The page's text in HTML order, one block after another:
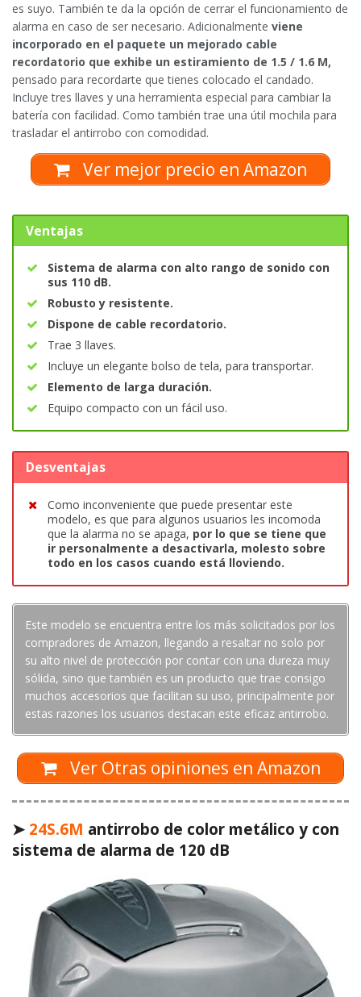
es suyo. También te da la opción de cerrar el funcionamiento de
alarma en caso de ser necesario. Adicionalmente viene
incorporado en el paquete un mejorado cable
recordatorio que exhibe un estiramiento de 1.5 / 1.6 M,
pensado para recordarte que tienes colocado el candado.
Incluye tres llaves y una herramienta especial para cambiar la
batería con facilidad. Como también trae una útil mochila para
trasladar el antirrobo con comodidad.
Ver mejor precio en Amazon
Ventajas
Sistema de alarma con alto rango de sonido con
sus 110 dB.
Robusto y resistente.
Dispone de cable recordatorio.
Trae 3 llaves.
Incluye un elegante bolso de tela, para transportar.
Elemento de larga duración.
Equipo compacto con un fácil uso.
Desventajas
Como inconveniente que puede presentar este
modelo, es que para algunos usuarios les incomoda
que la alarma no se apaga, por lo que se tiene que
ir personalmente a desactivarla, molesto sobre
todo en los casos cuando está lloviendo.
Este modelo se encuentra entre los más solicitados por los
compradores de Amazon, llegando a resaltar no solo por
su alto nivel de protección por contar con una dureza muy
sólida, sino que también es un producto que trae consigo
muchos accesorios que facilitan su uso, principalmente por
estas razones los usuarios destacan este eficaz antirrobo.
Ver Otras opiniones en Amazon
➤ 24S.6M antirrobo de color metálico y con
sistema de alarma de 120 dB